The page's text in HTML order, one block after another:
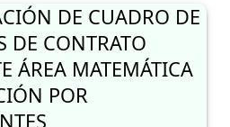
ÁREA MATEMÁTICA
EXPEDIENTES
DE SELECCIÓN CAS
I CONVOCATORIA